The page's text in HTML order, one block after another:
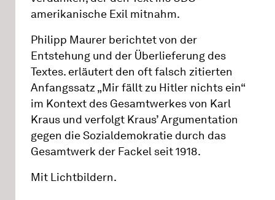
amerikanische Exil mitnahm.
Philipp Maurer berichtet von der
Entstehung und der Überlieferung des
Textes. erläutert den oft falsch zitierten
Anfangssatz „Mir fällt zu Hitler nichts ein“
im Kontext des Gesamtwerkes von Karl
Kraus und verfolgt Kraus’ Argumentation
gegen die Sozialdemokratie durch das
Gesamtwerk der Fackel seit 1918.
Mit Lichtbildern.